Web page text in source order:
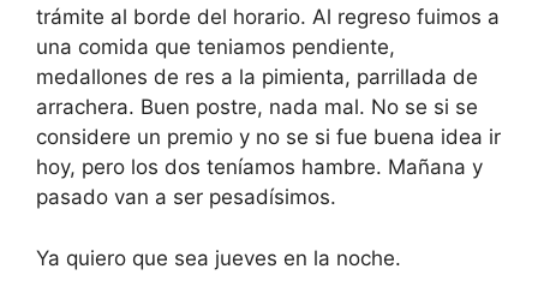
trámite al borde del horario. Al regreso fuimos a
una comida que teniamos pendiente,
medallones de res a la pimienta, parrillada de
arrachera. Buen postre, nada mal. No se si se
considere un premio y no se si fue buena idea ir
hoy, pero los dos teníamos hambre. Mañana y
pasado van a ser pesadísimos.
Ya quiero que sea jueves en la noche.